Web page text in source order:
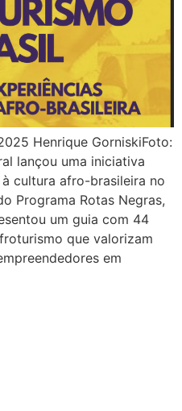
Henrique GorniskiFoto:
lançou uma iniciativa
cultura afro-brasileira no
Programa Rotas Negras,
um guia com 44
que valorizam
em